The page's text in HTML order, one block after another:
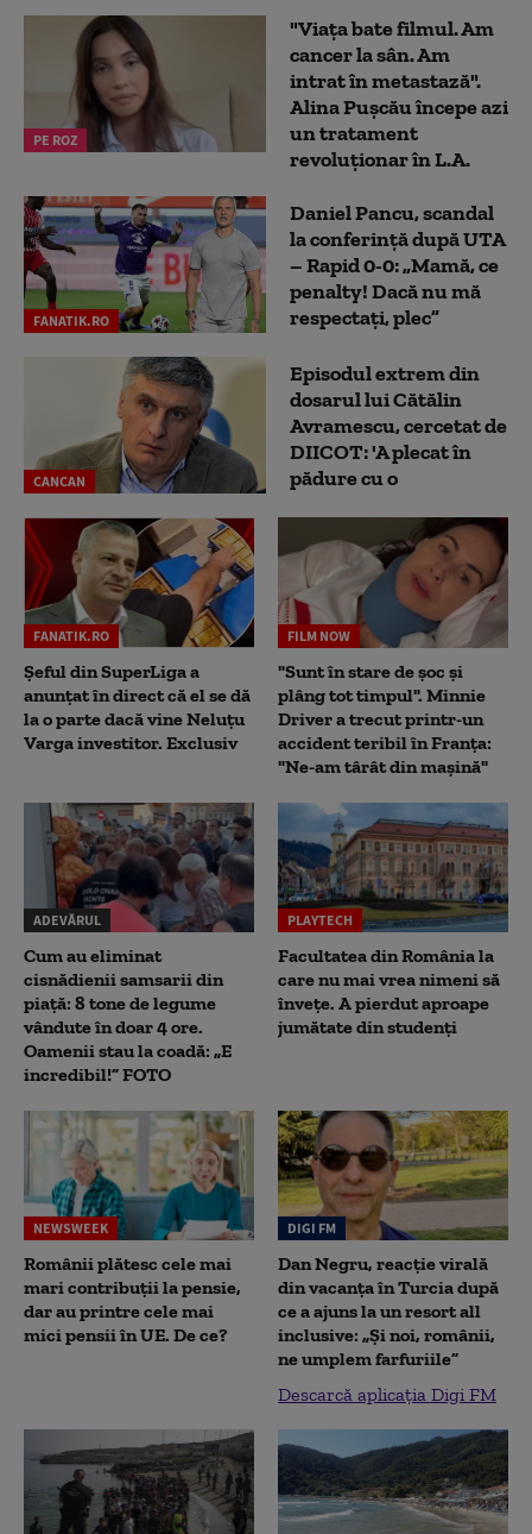
PE ROZ
"Viața bate filmul. Am
cancer la sân. Am
intrat în metastază".
Alina Pușcău începe azi
un tratament
revoluționar în L.A.
FANATIK.RO
Daniel Pancu, scandal
la conferință după UTA
– Rapid 0-0: „Mamă, ce
penalty! Dacă nu mă
respectați, plec”
CANCAN
Episodul extrem din
dosarul lui Cătălin
Avramescu, cercetat de
DIICOT: 'A plecat în
pădure cu o
FANATIK.RO
Șeful din SuperLiga a
anunțat în direct că el se dă
la o parte dacă vine Neluțu
Varga investitor. Exclusiv
FILM NOW
"Sunt în stare de șoc și
plâng tot timpul". Minnie
Driver a trecut printr-un
accident teribil în Franța:
"Ne-am târât din mașină"
ADEVĂRUL
Cum au eliminat
cisnădienii samsarii din
piață: 8 tone de legume
vândute în doar 4 ore.
Oamenii stau la coadă: „E
incredibil!” FOTO
PLAYTECH
Facultatea din România la
care nu mai vrea nimeni să
înveţe. A pierdut aproape
jumătate din studenţi
NEWSWEEK
Românii plătesc cele mai
mari contribuții la pensie,
dar au printre cele mai
mici pensii în UE. De ce?
DIGI FM
Dan Negru, reacție virală
din vacanța în Turcia după
ce a ajuns la un resort all
inclusive: „Și noi, românii,
ne umplem farfuriile”
Descarcă aplicația Digi FM